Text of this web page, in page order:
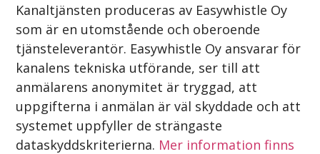
Kanaltjänsten produceras av Easywhistle Oy
som är en utomstående och oberoende
tjänsteleverantör. Easywhistle Oy ansvarar för
kanalens tekniska utförande, ser till att
anmälarens anonymitet är tryggad, att
uppgifterna i anmälan är väl skyddade och att
systemet uppfyller de strängaste
dataskyddskriterierna. Mer information finns